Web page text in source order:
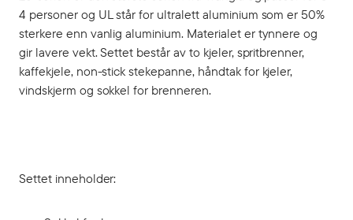
4 personer og UL står for ultralett aluminium som er 50%
sterkere enn vanlig aluminium. Materialet er tynnere og
gir lavere vekt. Settet består av to kjeler, spritbrenner,
kaffekjele, non-stick stekepanne, håndtak for kjeler,
vindskjerm og sokkel for brenneren.
Settet inneholder: